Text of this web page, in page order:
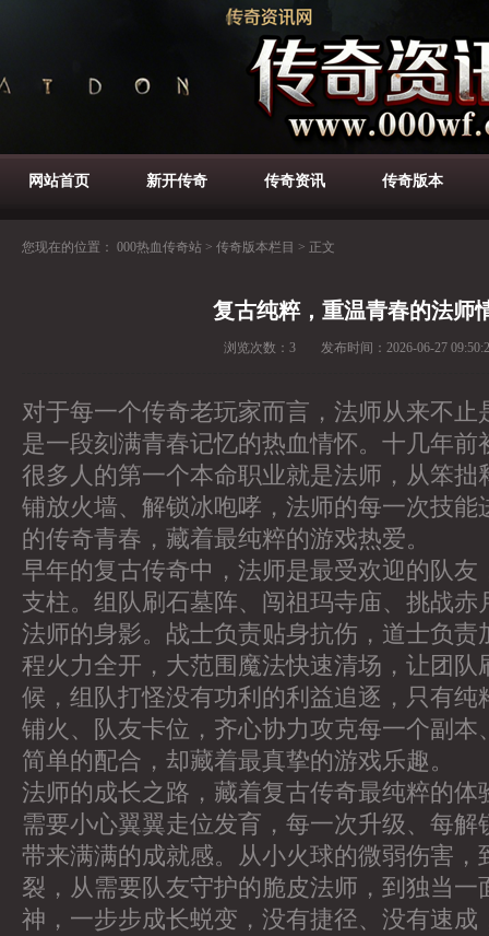
网站首页 新开传奇 传奇资讯 传奇版本
您现在的位置： 000热血传奇站 > 传奇版本栏目 > 正文
复古纯粹，重温青春的法师
浏览次数： 3 发布时间： 2026-06-27
对于每一个传奇老玩家而言，法师从来不止
是一段刻满青春记忆的热血情怀。十几年前
很多人的第一个本命职业就是法师，从笨拙
铺放火墙、解锁冰咆哮，法师的每一次技能
的传奇青春，藏着最纯粹的游戏热爱。
早年的复古传奇中，法师是最受欢迎的队友
支柱。组队刷石墓阵、闯祖玛寺庙、挑战赤
法师的身影。战士负责贴身抗伤，道士负责
程火力全开，大范围魔法快速清场，让团队
候，组队打怪没有功利的利益追逐，只有纯
铺火、队友卡位，齐心协力攻克每一个副本
简单的配合，却藏着最真挚的游戏乐趣。
法师的成长之路，藏着复古传奇最纯粹的体
需要小心翼翼走位发育，每一次升级、每解
带来满满的成就感。从小火球的微弱伤害，
裂，从需要队友守护的脆皮法师，到独当一
神，一步步成长蜕变，没有捷径、没有速成